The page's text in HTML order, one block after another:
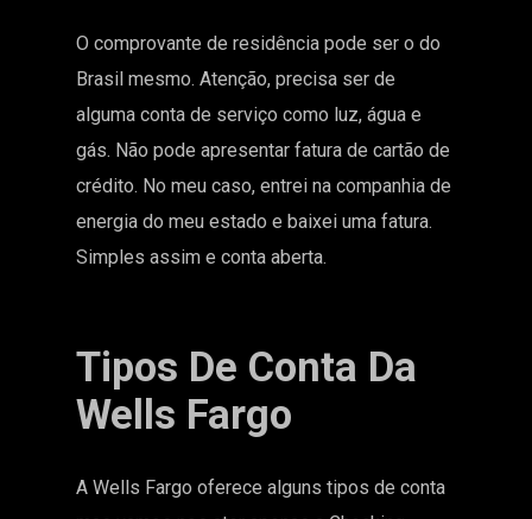
O comprovante de residência pode ser o do
Brasil mesmo. Atenção, precisa ser de
alguma conta de serviço como luz, água e
gás. Não pode apresentar fatura de cartão de
crédito. No meu caso, entrei na companhia de
energia do meu estado e baixei uma fatura.
Simples assim e conta aberta.
Tipos De Conta Da
Wells Fargo
A Wells Fargo oferece alguns tipos de conta